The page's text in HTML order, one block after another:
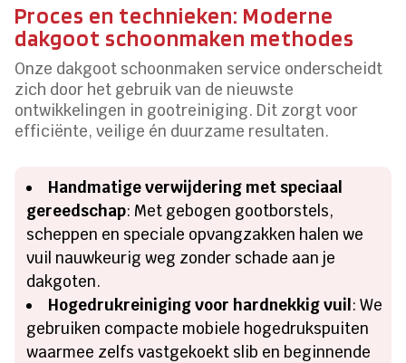
Proces en technieken: Moderne
dakgoot schoonmaken methodes
Onze dakgoot schoonmaken service onderscheidt
zich door het gebruik van de nieuwste
ontwikkelingen in gootreiniging. Dit zorgt voor
efficiënte, veilige én duurzame resultaten.
Handmatige verwijdering met speciaal
gereedschap: Met gebogen gootborstels,
scheppen en speciale opvangzakken halen we
vuil nauwkeurig weg zonder schade aan je
dakgoten.
Hogedrukreiniging voor hardnekkig vuil : We
gebruiken compacte mobiele hogedrukspuiten
waarmee zelfs vastgekoekt slib en beginnende